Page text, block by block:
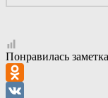
Понравилась
Odnoklassniki